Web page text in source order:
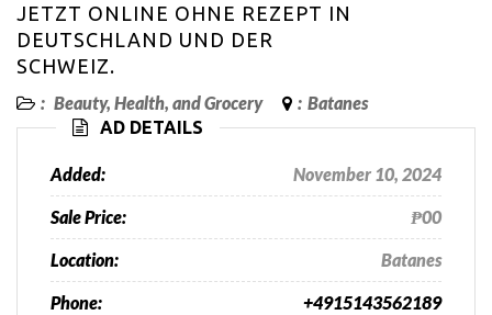
JETZT ONLINE OHNE REZEPT IN
DEUTSCHLAND UND DER
SCHWEIZ.
: Beauty, Health, and Grocery : Batanes
AD DETAILS
Added: November 10, 2024
Sale Price: ₱00
Location: Batanes
Phone: +4915143562189